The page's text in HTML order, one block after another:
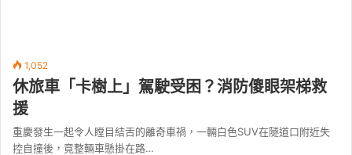
1,052
休旅車「卡樹上」駕駛受困？消防傻眼架梯救
援
重慶發生一起令人瞠目結舌的離奇車禍，一輛白色SUV在隧道口附近失
控自撞後，竟整輛車懸掛在路…